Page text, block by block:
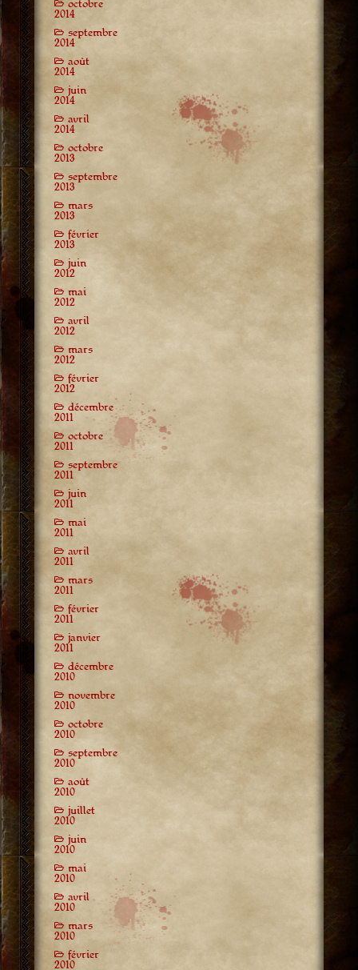
octobre
2014
septembre
2014
août
2014
juin
2014
avril
2014
octobre
2013
septembre
2013
mars
2013
février
2013
juin
2012
mai
2012
avril
2012
mars
2012
février
2012
décembre
2011
octobre
2011
septembre
2011
juin
2011
mai
2011
avril
2011
mars
2011
février
2011
janvier
2011
décembre
2010
novembre
2010
octobre
2010
septembre
2010
août
2010
juillet
2010
juin
2010
mai
2010
avril
2010
mars
2010
février
2010